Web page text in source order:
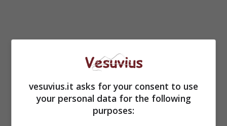
vesuvius.it asks for your consent to use
your personal data for the following
purposes: